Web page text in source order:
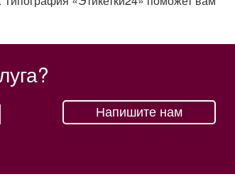
Напишите нам